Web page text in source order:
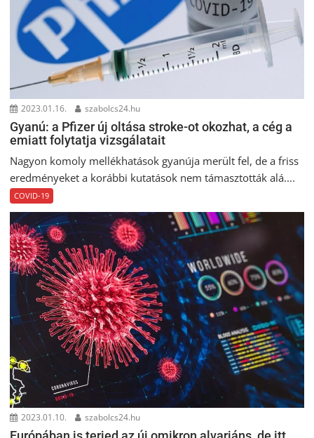
2023.01.16. szabolcs24.hu
Gyanú: a Pfizer új oltása stroke-ot okozhat, a cég a
emiatt folytatja vizsgálatait
Nagyon komoly mellékhatások gyanúja merült fel, de a friss
eredményeket a korábbi kutatások nem támasztották alá....
COVID-19
2023.01.10. szabolcs24.hu